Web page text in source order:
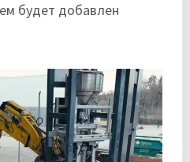
будет добавлен